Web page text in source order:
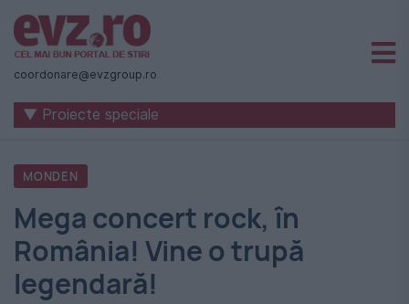
Știri
naționale
internaționale
România
-
Evenimentul
Zilei
coordonare@evzgroup.ro
▼ Proiecte speciale
MONDEN
Mega concert rock, în
România! Vine o trupă
legendară!